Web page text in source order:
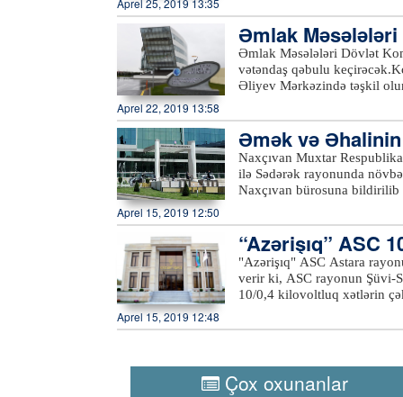
kilovoltluq Əliağa Vahid
xətlərində aparılan
Əmlak
əcək
Əmlak Məsələləri Dövlət
vətəndaş qəbulu
Əliyev Mərkəzində təşkil
Komitəsi fəaliyyət prinsipinə
çevik olaraq cavablandırır.
Qəbul zamanı komitənin
dövlət əmlakının
kimi müraciətlərə
müəyyənləşdirilməsi, ünvan
Aprel 22, 2019 13:58
Əmək və
ığı ilə…
Naxçıvan Muxtar
ilə Sədərək rayonunda
Naxçıvan bürosuna
Bildirib ki, “2016-2020-ci
artırılması üzrə Dövlət
respublikada yeni iş
yüksəldilməsinə öz
Hüseynov vurğulayıb ki,
fəallığın yüksəldilməsi
çıxarıldığı tədbirdə 13
Aprel 15, 2019 12:50
“Azərişıq” ASC
"Azərişıq" ASC Astara
verir ki, ASC rayonun Şüvi-
10/0,4 kilovoltluq xətlərin
Aprel 15, 2019 12:48
Çox oxunanlar